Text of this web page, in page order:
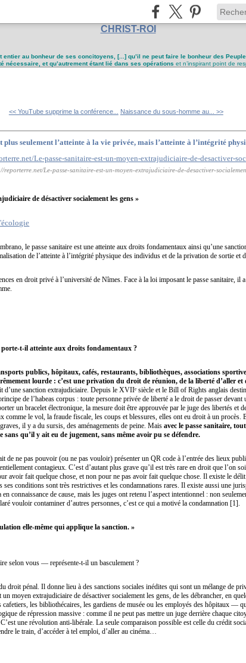
CHRIST-ROI
au bonheur de ses concitoyens, [...] qu’il ne peut faire le bonheur des
nécessaire, et qu’autrement étant lié dans ses opérations et n’inspirant point de
<< YouTube supprime la conférence... Naissance du sous-homme au... >>
plus seulement l’atteinte à la vie privée, mais l’atteinte à l’intégrité
reporterre.net/Le-passe-sanitaire-est-un-moyen-extrajudiciaire-de-desactiver-
de désactiver socialement les gens »
le passe sanitaire est une atteinte aux droits fondamentaux ainsi qu’une
de l’atteinte à l’intégrité physique des individus et de la privation de sortie et
en droit privé à l’université de Nîmes. Face à la loi imposant le passe sanitaire, il
t-il atteinte aux droits fondamentaux ?
publics, hôpitaux, cafés, restaurants, bibliothèques, associations
lourde : c’est une privation du droit de réunion, de la liberté d’aller et
d’une sanction extrajudiciaire. Depuis le XVIIᵉ siècle et le Bill of Rights anglais
de l’habeas corpus : toute personne privée de liberté a le droit de passer
un bracelet électronique, la mesure doit être approuvée par le juge des libertés et
comme le vol, la fraude fiscale, les coups et blessures, elles ont eu droit à un procès.
il y a du sursis, des aménagements de peine. Maisavec le passe sanitaire,
sans qu’il y ait eu de jugement, sans même avoir pu se défendre.
de ne pas pouvoir (ou ne pas vouloir) présenter un QR code à l’entrée des lieux
contagieux. C’est d’autant plus grave qu’il est très rare en droit que l’on
avoir fait quelque chose, et non pour ne pas avoir fait quelque chose. Il existe le
conditions sont très restrictives et les condamnations rares. Il existe aussi une
connaissance de cause, mais les juges ont retenu l’aspect intentionnel : non
vouloir contaminer d’autres personnes, c’est ce qui a motivé la condamnation [1].
elle-même qui applique la sanction. »
selon vous — représente-t-il un basculement ?
droit pénal. Il donne lieu à des sanctions sociales inédites qui sont un mélange de
moyen extrajudiciaire de désactiver socialement les gens, de les débrancher, en
les bibliothécaires, les gardiens de musée ou les employés des hôpitaux —
de répression massive : comme il ne peut pas mettre un juge derrière chaque
une révolution anti-libérale. La seule comparaison possible est celle du crédit
le train, d’accéder à tel emploi, d’aller au cinéma…